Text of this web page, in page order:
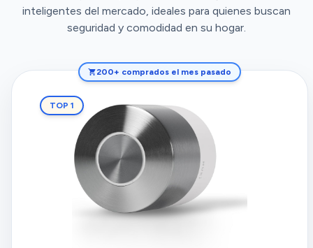
inteligentes del mercado, ideales para quienes buscan
seguridad y comodidad en su hogar.
200+ comprados el mes pasado
TOP 1